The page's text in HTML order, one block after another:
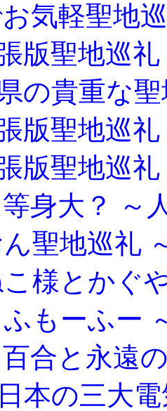
気軽聖地
版聖地巡
の貴重な
版聖地巡
版聖地巡
身大？ ～
聖地巡礼
こ様とかぐ
もーふー
合と永遠
本の三大